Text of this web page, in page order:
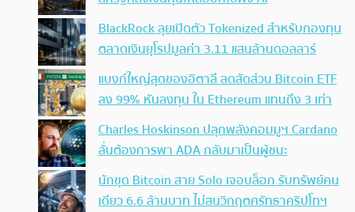
BlackRock ลุยเปิดตัว Tokenized สำหรับกองทุน
ตลาดเงินยุโรปมูลค่า 3.11 แสนล้านดอลลาร์
แบงก์ใหญ่สุดของอิตาลี ลดสัดส่วน Bitcoin ETF
ลง 99% หันลงทุน ใน Ethereum แทนถึง 3 เท่า
Charles Hoskinson ปลุกพลังคอมมูฯ Cardano
ลั่นต้องการพา ADA กลับมาเป็นผู้ชนะ
นักขุด Bitcoin สาย Solo เจอบล็อก รับทรัพย์คน
เดียว 6.6 ล้านบาท ไม่สนวิกฤตศรัทธาคริปโทฯ